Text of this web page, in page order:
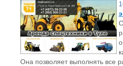
Она позволяет выполнять все